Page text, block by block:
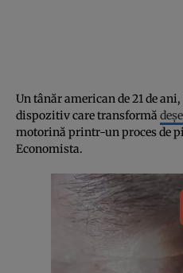
Un tânăr american de 21 de
dispozitiv care transformă
motorină printr-un proces de
Economista.